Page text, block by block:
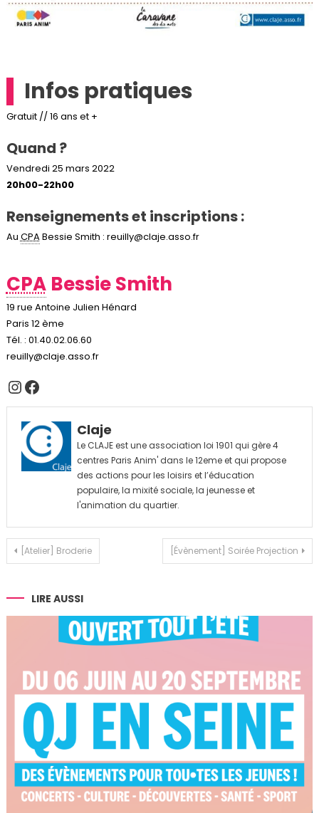
Infos pratiques
Gratuit // 16 ans et +
Quand ?
Vendredi 25 mars 2022
20h00-22h00
Renseignements et inscriptions :
AuCPABessie Smith : reuilly@claje.asso.fr
CPABessie Smith
19 rue Antoine Julien Hénard
Paris 12 ème
Tél. : 01.40.02.06.60
reuilly@claje.asso.fr
Instagram
Facebook
Claje
Le CLAJE est une association loi 1901 qui gère 4
centres Paris Anim' dans le 12eme et qui propose
des actions pour les loisirs et l’éducation
populaire, la mixité sociale, la jeunesse et
l'animation du quartier.
Navigation
l’article
[Atelier] Broderie [Évènement] Soirée Projection
LIRE AUSSI